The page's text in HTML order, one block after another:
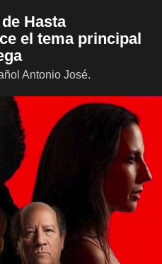
Hasta
el tema principal
Antonio José.